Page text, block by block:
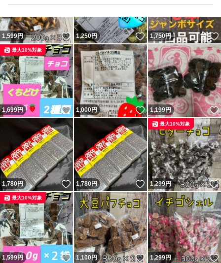
1,599円 いいね！
1,250円 いいね！
1,750円
1,699円 いいね！
最大10%対象
1,000円 いいね！
1,199円
1,780円 いいね！
1,780円 いいね！
1,299円
最大10%対象
1,599円 いいね！
最大10%対象
1,100円 いいね！
1,299円